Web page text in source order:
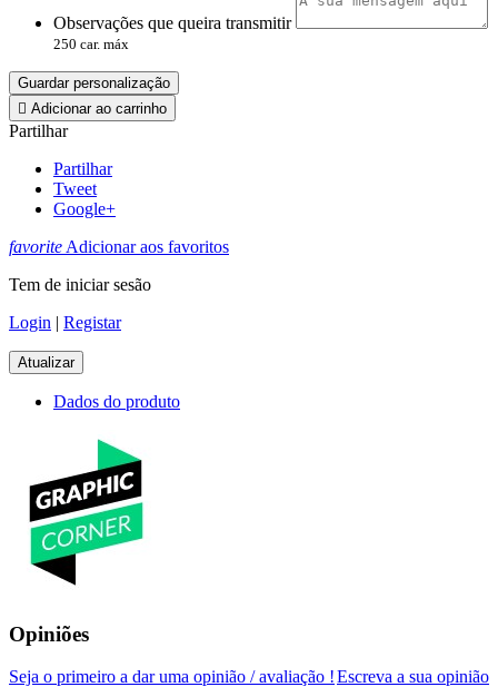
Observações que queira transmitir
250 car. máx
Guardar personalização
 Adicionar ao carrinho
Partilhar
Partilhar
Tweet
Google+
favorite Adicionar aos favoritos
Tem de iniciar sesão
Login | Registar
Dados do produto
Opiniões
Escreva a sua opinião
Seja o primeiro a dar uma opinião / avaliação !